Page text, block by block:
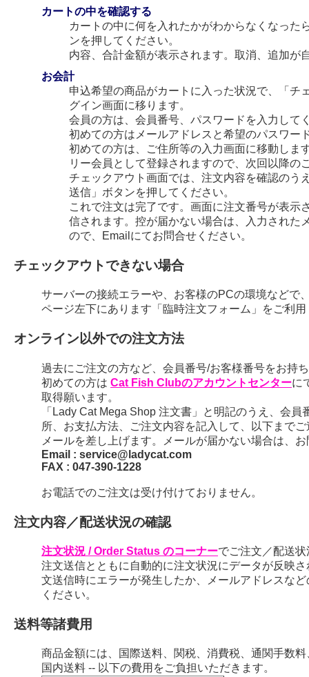
カートの中を確認する
カートの中に何を入れたかがわからなくなった
ンを押してください。
内容、合計金額が表示されます。取消、追加が
お会計
申込希望の商品がカートに入った状況で、「チ
グイン画面に移ります。
会員の方は、会員番号、パスワードを入力して
初めての方はメールアドレスと希望のパスワー
初めての方は、ご住所等の入力画面に移動しま
リー会員として登録されますので、次回以降の
チェックアウト画面では、注文内容を確認のう
送信」ボタンを押してください。
これで注文は完了です。画面に注文番号が表
信されます。控が届かない場合は、入力された
ので、Emailにてお問合せください。
チェックアウトできない場合
サーバーの接続エラーや、お客様のPCの環境などで
ページ左下にあります「臨時注文フォーム」をご利
オンライン以外での注文方法
過去にご注文の方など、会員番号/お客様番号をお持
初めての方は Cat Fish Clubのアカウントセンターに
取得願います。
「Lady Cat Mega Shop 注文書」と明記のうえ、会
所、お支払方法、ご注文内容を記入して、以下まで
メールを差し上げます。メールが届かない場合は、
Email : service@ladycat.com
FAX : 047-390-1228
お電話でのご注文は受け付けておりません。
注文内容／配送状況の確認
注文状況 / Order Status のコーナーでご注文／配送
注文送信とともに自動的に注文状況にデータが反映
文送信時にエラーが発生したか、メールアドレスな
ください。
送料等諸費用
商品金額には、国際送料、関税、消費税、通関手数
国内送料 -- 以下の費用をご負担いただきます。